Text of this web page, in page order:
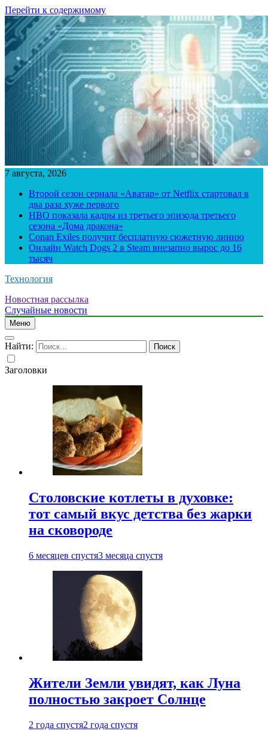
Перейти к содержимому
7 августа, 2026
Второй сезон сериала «Аватар» от Netflix стартовал в
два раза хуже первого
HBO показала кадры из третьего эпизода третьего
сезона «Дома дракона»
Conan Exiles получит бесплатную сюжетную линию
Онлайн Watch Dogs 2 в Steam внезапно вырос до 16
тысяч
Технология
Новостная рассылка
Случайные новости
Меню
Найти:
Заголовки
Столовские котлеты в духовке:
тот самый вкус детства без жарки
на сковороде
6 месяцев спустя3 месяца спустя
Жители Земли увидят, как Луна
полностью закроет Солнце
2 года спустя2 года спустя